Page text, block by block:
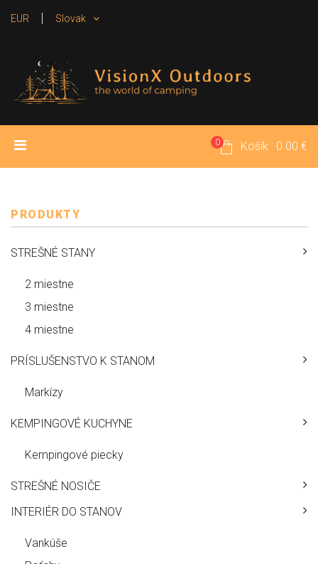
EUR Slovak
ÚVOD 0 Košík : 0.00 €
PRODUKTY
STREŠNÉ STANY
2 miestne
3 miestne
4 miestne
PRÍSLUŠENSTVO K STANOM
Markízy
KEMPINGOVÉ KUCHYNE
Kempingové piecky
STREŠNÉ NOSIČE
INTERIÉR DO STANOV
Vankúše